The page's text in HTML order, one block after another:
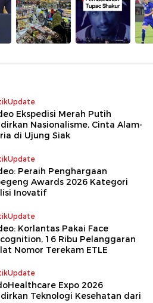
Ekspedisi Merah Putih
Nasionalisme, Cinta Alam-
di Ujung Siak
Peraih Penghargaan
Awards 2026 Kategori
Inovatif
Korlantas Pakai Face
16 Ribu Pelanggaran
Nomor Terekam ETLE
Expo 2026
Teknologi Kesehatan dari